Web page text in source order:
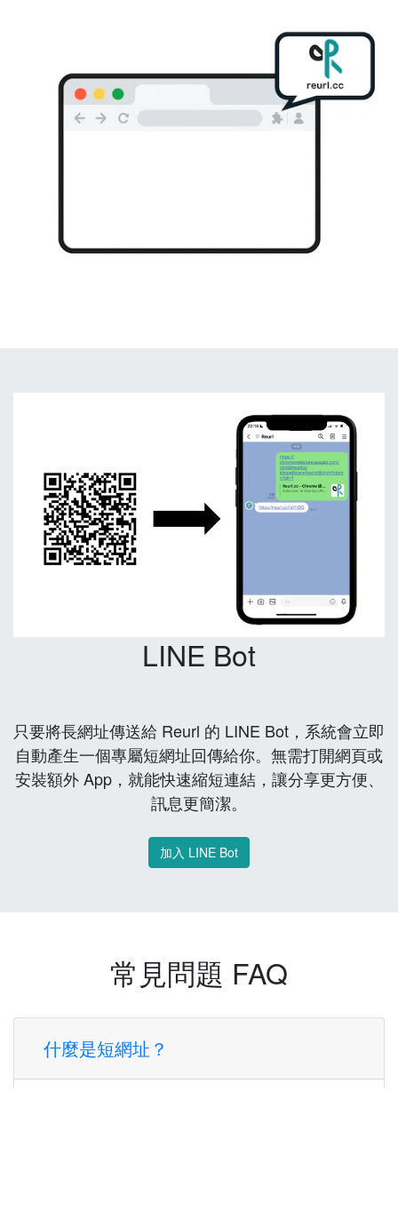
LINE Bot
只要將長網址傳送給 Reurl 的 LINE Bot，系統會立即
自動產生一個專屬短網址回傳給你。無需打開網頁或
安裝額外 App，就能快速縮短連結，讓分享更方便、
訊息更簡潔。
加入 LINE Bot
常見問題 FAQ
什麼是短網址？